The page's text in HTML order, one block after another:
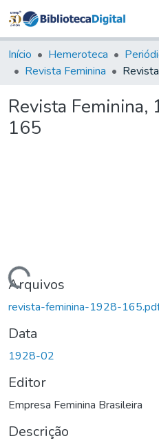
&
Início Hemeroteca
Revista Feminina
Revista Feminina,
165
Carregando...
Arquivos
revista-feminina-1928-
Data
1928-02
Editor
Empresa Feminina Brasileira
Descrição